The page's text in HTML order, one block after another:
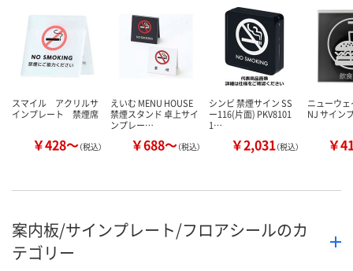
スマイル アクリルサ
インプレート 禁煙席
￥428～（税込）
えいむ MENU HOUSE
禁煙スタンド 卓上サイ
ンプレー…
￥688～（税込）
シンビ 禁煙サイン SS
ー116(片面) PKV8101
1…
￥2,031（税込）
ニューウ
NJ サイン
￥
案内板/サインプレート/フロアシールのカ
テゴリー